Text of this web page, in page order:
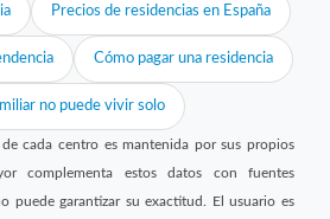
Precios de residencias en España
Cómo pagar una residencia
no puede vivir solo
cada centro es mantenida por sus propios
complementa estos datos con fuentes
puede garantizar su exactitud. El usuario es